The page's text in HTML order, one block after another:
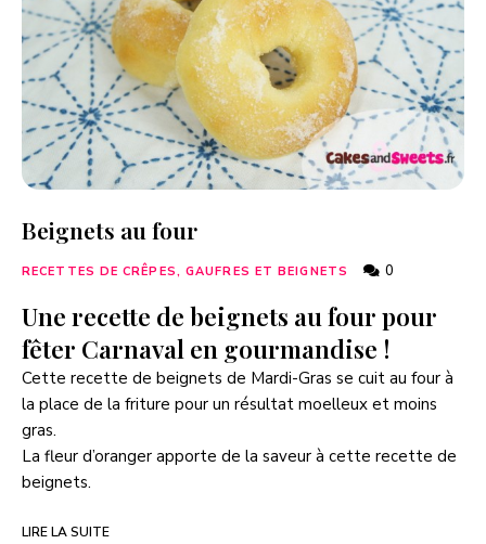
Beignets au four
RECETTES DE CRÊPES, GAUFRES ET BEIGNETS 0
Une recette de beignets au four pour
fêter Carnaval en gourmandise !
Cette recette de beignets de Mardi-Gras se cuit au four à
la place de la friture pour un résultat moelleux et moins
gras.
La fleur d’oranger apporte de la saveur à cette recette de
beignets.
LIRE LA SUITE